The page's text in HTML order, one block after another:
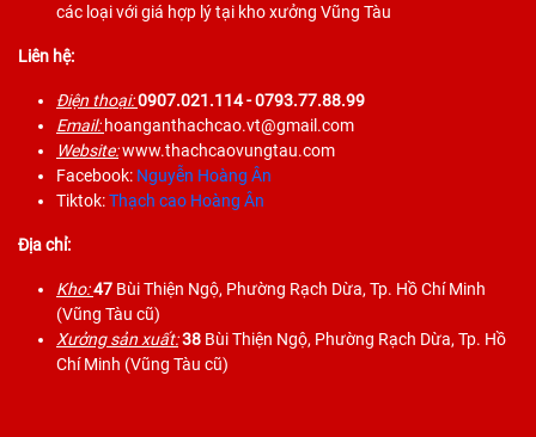
các loại với giá hợp lý tại kho xưởng Vũng Tàu
Liên hệ:
Điện thoại:0907.021.114- 0793.77.88.99
Email: hoanganthachcao.vt@gmail.com
Website:www.thachcaovungtau.com
Facebook: Nguyễn Hoàng Ân
Tiktok:Thạch cao Hoàng Ân
Địa chỉ:
Kho:47 Bùi Thiện Ngộ, Phường Rạch Dừa, Tp. Hồ Chí Minh
(Vũng Tàu cũ)
Xưởng sản xuất:38 Bùi Thiện Ngộ, Phường Rạch Dừa, Tp. Hồ
Chí Minh (Vũng Tàu cũ)